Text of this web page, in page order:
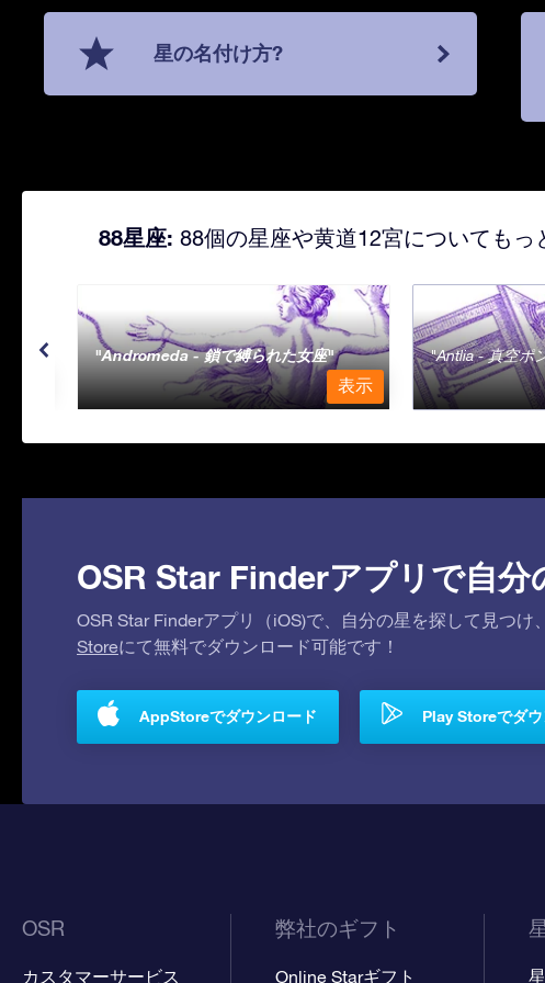
星の名付け方?
88星座: 88個の星座や黄道12宮についてもっ
Andromeda - 鎖で縛られた女座
表示
Antlia - 真空ポ
OSR Star Finderアプリで自分
OSR Star Finderアプリ（iOS)で、自分の星を探して見つけ
Storeにて無料でダウンロード可能です！
AppStoreでダウンロード Play Storeでダ
OSR
カスタマーサービス
弊社のギフト
Online Starギフト